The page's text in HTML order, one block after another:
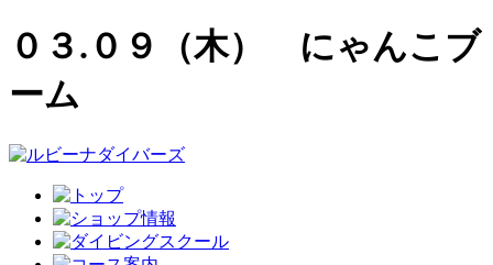
０３.０９（木） にゃんこブ
ーム